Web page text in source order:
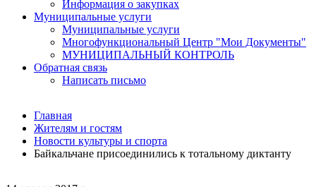
Информация о закупках
Муниципальные услуги
Муниципальные услуги
Многофункциональный Центр "Мои Документы"
МУНИЦИПАЛЬНЫЙ КОНТРОЛЬ
Обратная связь
Написать письмо
Главная
Жителям и гостям
Новости культуры и спорта
Байкальчане присоединились к тотальному диктанту